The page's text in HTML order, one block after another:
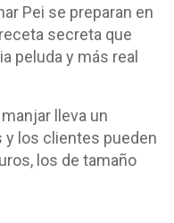
Pei se preparan en
secreta que
peluda y más real
lleva un
y los clientes pueden
los de tamaño